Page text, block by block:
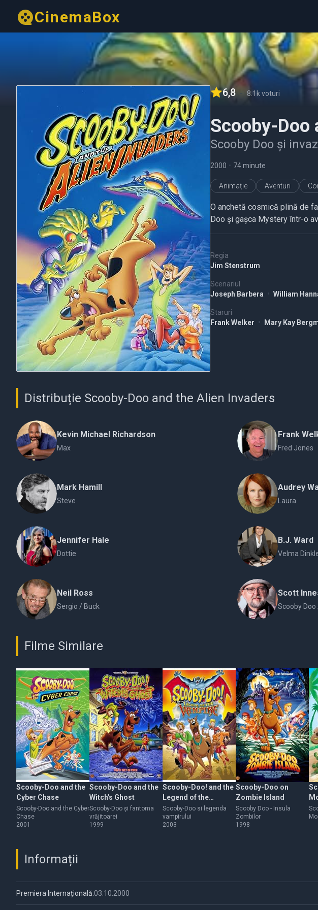
CinemaBox
6,8 - 8.1k voturi
Scooby-Doo
Scooby Doo şi
2000 • 74 minute
Animație Aventuri
O anchetă cosmică plină de
Doo și gașca Mystery într-o
Regia
Jim Stenstrum
Scenariul
Joseph Barbera • William
Staruri
Frank Welker • Mary Kay
Distribuție Scooby-Doo and the Alien Invaders
Kevin Michael Richardson
Max
Frank
Fred Jones
Mark Hamill
Steve
Audrey
Laura
Jennifer Hale
Dottie
B.J. Ward
Velma
Neil Ross
Sergio / Buck
Scott
Scooby
Filme Similare
Scooby-Doo and the
Cyber Chase
Scooby-Doo and the Cyber
Chase
2001
Scooby-Doo and the
Witch's Ghost
Scooby-Doo şi fantoma
vrăjitoarei
1999
Scooby-Doo! and the
Legend of the
Vampire
Scooby-Doo si legenda
vampirului
2003
Scooby-Doo on
Zombie Island
Scooby Doo - Insula
Zombilor
1998
Informații
Premiera Internațională:03.10.2000